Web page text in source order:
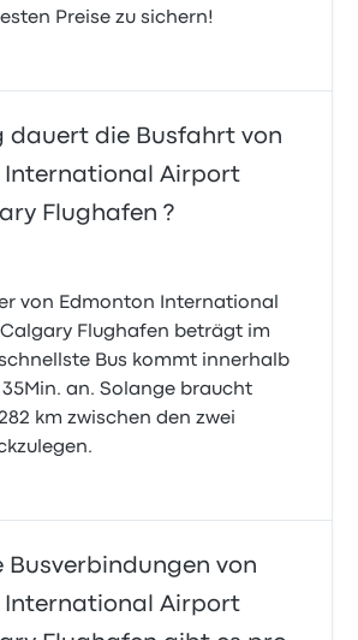
Preise zu sichern!
dauert die Busfahrt von
International Airport
Flughafen ?
von Edmonton International
Flughafen beträgt im
Bus kommt innerhalb
an. Solange braucht
km zwischen den zwei
Busverbindungen von
International Airport